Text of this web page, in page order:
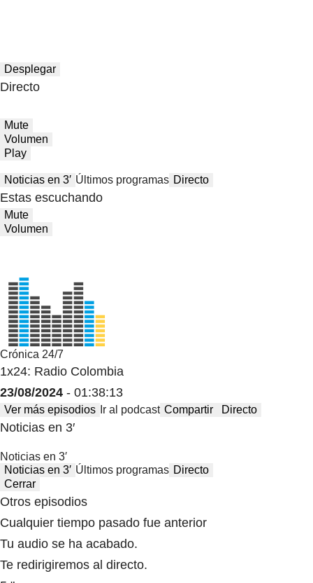
Desplegar
Directo
Mute
Volumen
Play
Noticias en 3′ Últimos programas Directo
Estas escuchando
Mute
Volumen
Crónica 24/7
1x24: Radio Colombia
23/08/2024 - 01:38:13
Ver más episodios Ir al podcast Compartir Directo
Noticias en 3′
Noticias en 3′
Noticias en 3′ Últimos programas Directo
Cerrar
Otros episodios
Cualquier tiempo pasado fue anterior
Tu audio se ha acabado.
Te redirigiremos al directo.